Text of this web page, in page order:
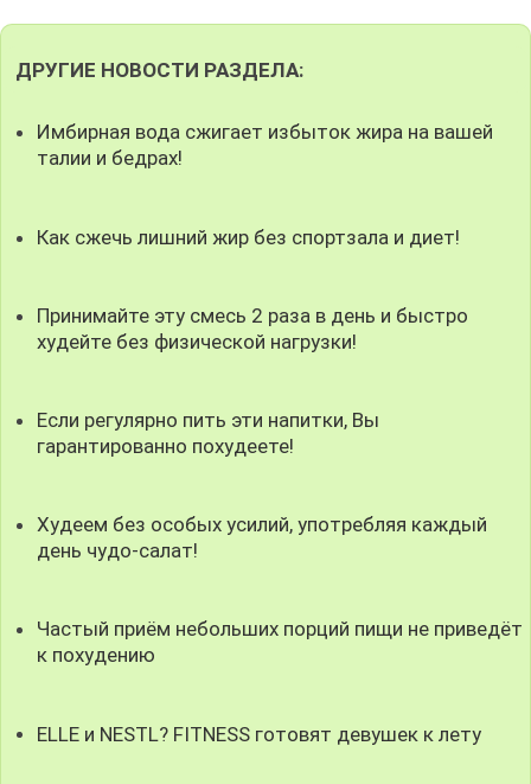
ДРУГИЕ НОВОСТИ РАЗДЕЛА:
Имбирная вода сжигает избыток жира на вашей
талии и бедрах!
Как сжечь лишний жир без спортзала и диет!
Принимайте эту смесь 2 раза в день и быстро
худейте без физической нагрузки!
Если регулярно пить эти напитки, Вы
гарантированно похудеете!
Худеем без особых усилий, употребляя каждый
день чудо-салат!
Частый приём небольших порций пищи не приведёт
к похудению
ELLE и NESTL? FITNESS готовят девушек к лету